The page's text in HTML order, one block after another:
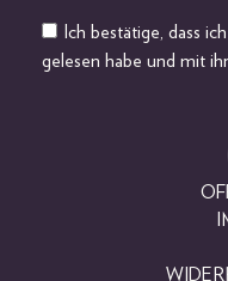
Ich bestätige, dass
gelesen habe und mit